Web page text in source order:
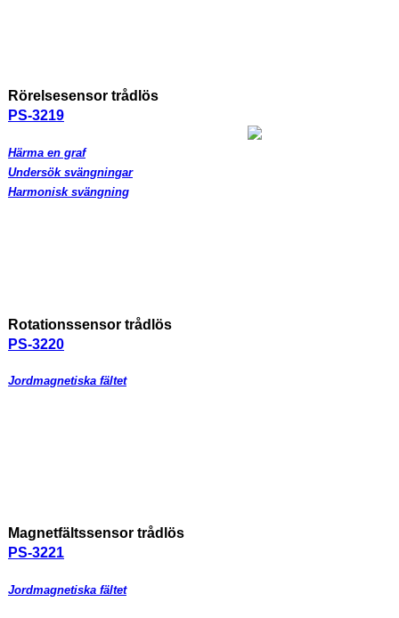
Rörelsesensor trådlös
PS-3219
Härma en graf
Undersök svängningar
Harmonisk svängning
Rotationssensor trådlös
PS-3220
Jordmagnetiska fältet
Magnetfältssensor trådlös
PS-3221
Jordmagnetiska fältet